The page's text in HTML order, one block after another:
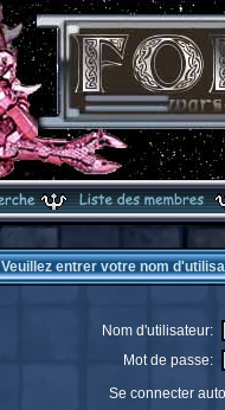
Veuillez entrer votre nom
Nom d'utilisateur:
Mot de passe:
Se connecter